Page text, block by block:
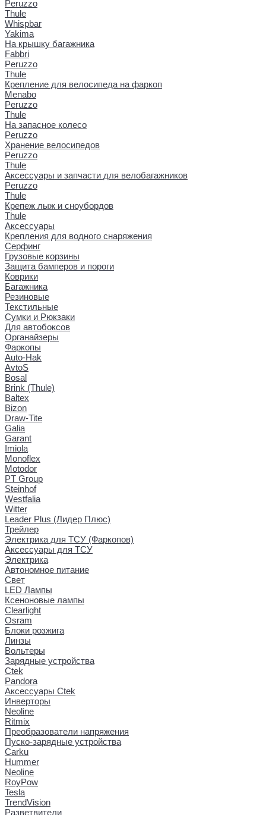
Peruzzo
Thule
Whispbar
Yakima
На крышку багажника
Fabbri
Peruzzo
Thule
Крепление для велосипеда на фаркоп
Menabo
Peruzzo
Thule
На запасное колесо
Peruzzo
Хранение велосипедов
Peruzzo
Thule
Аксессуары и запчасти для велобагажников
Peruzzo
Thule
Крепеж лыж и сноубордов
Thule
Аксессуары
Крепления для водного снаряжения
Серфинг
Грузовые корзины
Защита бамперов и пороги
Коврики
Багажника
Резиновые
Текстильные
Сумки и Рюкзаки
Для автобоксов
Органайзеры
Фаркопы
Auto-Hak
AvtoS
Bosal
Brink (Thule)
Baltex
Bizon
Draw-Tite
Galia
Garant
Imiola
Monoflex
Motodor
PT Group
Steinhof
Westfalia
Witter
Leader Plus (Лидер Плюс)
Трейлер
Электрика для ТСУ (Фаркопов)
Аксессуары для ТСУ
Электрика
Автономное питание
Свет
LED Лампы
Ксеноновые лампы
Clearlight
Osram
Блоки розжига
Линзы
Вольтеры
Зарядные устройства
Ctek
Pandora
Аксессуары Ctek
Инверторы
Neoline
Ritmix
Преобразователи напряжения
Пуско-зарядные устройства
Carku
Hummer
Neoline
RoyPow
Tesla
TrendVision
Разветвители